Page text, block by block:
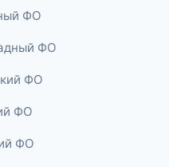
ФО
ФО
ФО
ФО
ФО